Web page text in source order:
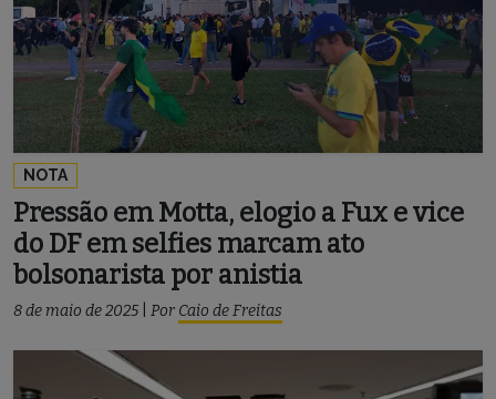
NOTA
Pressão em Motta, elogio a Fux e vice
do DF em selfies marcam ato
bolsonarista por anistia
8 de maio de 2025 Por Caio de Freitas